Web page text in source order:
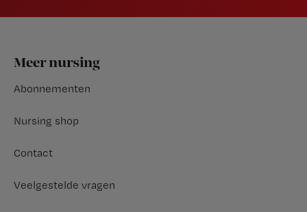
Footer
Meer nursing
Abonnementen
Nursing shop
Contact
Veelgestelde vragen